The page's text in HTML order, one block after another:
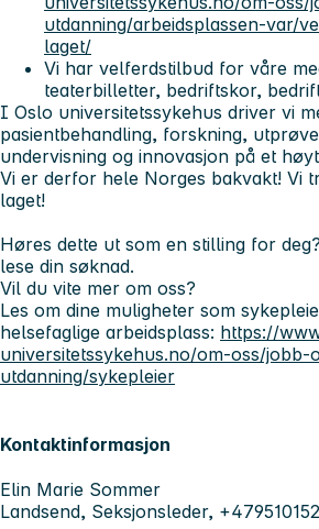
utdanning/arbeidsplassen-var/
laget/
Vi har velferdstilbud for våre
teaterbilletter, bedriftskor,
I Oslo universitetssykehus driver vi
pasientbehandling, forskning,
undervisning og innovasjon på et
Vi er derfor hele Norges bakvakt! Vi
laget!
Høres dette ut som en stilling for
lese din søknad.
Vil du vite mer om oss?
Les om dine muligheter som
helsefaglige arbeidsplass: https://
universitetssykehus.no/om-oss/jobb-
utdanning/sykepleier
Kontaktinformasjon
Elin Marie Sommer
Landsend, Seksjonsleder,